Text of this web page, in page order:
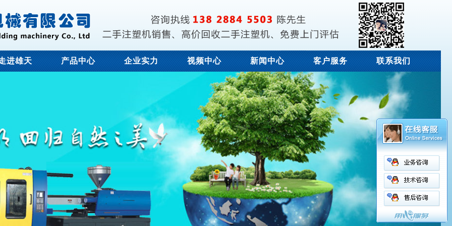
进雄天 产品中心 企业实力 视频中心 新闻中心 客户服务 联系我们